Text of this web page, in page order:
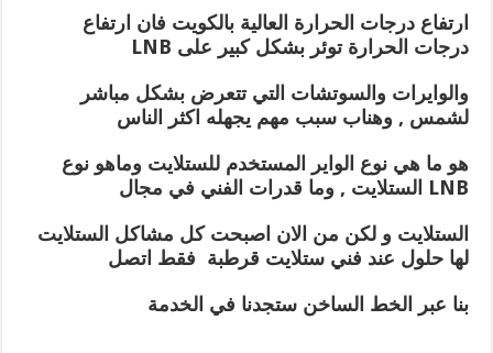
ارتفاع درجات الحرارة العالية بالكويت فان ارتفاع
درجات الحرارة توئر بشكل كبير على LNB
والوايرات والسوتشات التي تتعرض بشكل مباشر
لشمس , وهناب سبب مهم يجهله اكثر الناس
هو ما هي نوع الواير المستخدم للستلايت وماهو نوع
LNB الستلايت , وما قدرات الفني في مجال
الستلايت و لكن من الان اصبحت كل مشاكل الستلايت
لها حلول عند فني ستلايت قرطبة فقط اتصل
بنا عبر الخط الساخن ستجدنا في الخدمة